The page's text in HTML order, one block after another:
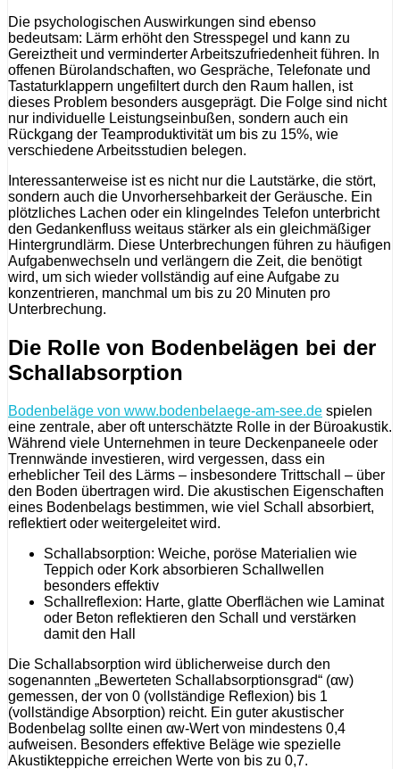
Die psychologischen Auswirkungen sind ebenso
bedeutsam: Lärm erhöht den Stresspegel und kann zu
Gereiztheit und verminderter Arbeitszufriedenheit führen. In
offenen Bürolandschaften, wo Gespräche, Telefonate und
Tastaturklappern ungefiltert durch den Raum hallen, ist
dieses Problem besonders ausgeprägt. Die Folge sind nicht
nur individuelle Leistungseinbußen, sondern auch ein
Rückgang der Teamproduktivität um bis zu 15%, wie
verschiedene Arbeitsstudien belegen.
Interessanterweise ist es nicht nur die Lautstärke, die stört,
sondern auch die Unvorhersehbarkeit der Geräusche. Ein
plötzliches Lachen oder ein klingelndes Telefon unterbricht
den Gedankenfluss weitaus stärker als ein gleichmäßiger
Hintergrundlärm. Diese Unterbrechungen führen zu häufigen
Aufgabenwechseln und verlängern die Zeit, die benötigt
wird, um sich wieder vollständig auf eine Aufgabe zu
konzentrieren, manchmal um bis zu 20 Minuten pro
Unterbrechung.
Die Rolle von Bodenbelägen bei der
Schallabsorption
Bodenbeläge von www.bodenbelaege-am-see.de spielen
eine zentrale, aber oft unterschätzte Rolle in der Büroakustik.
Während viele Unternehmen in teure Deckenpaneele oder
Trennwände investieren, wird vergessen, dass ein
erheblicher Teil des Lärms – insbesondere Trittschall – über
den Boden übertragen wird. Die akustischen Eigenschaften
eines Bodenbelags bestimmen, wie viel Schall absorbiert,
reflektiert oder weitergeleitet wird.
Schallabsorption: Weiche, poröse Materialien wie
Teppich oder Kork absorbieren Schallwellen
besonders effektiv
Schallreflexion: Harte, glatte Oberflächen wie Laminat
oder Beton reflektieren den Schall und verstärken
damit den Hall
Die Schallabsorption wird üblicherweise durch den
sogenannten „Bewerteten Schallabsorptionsgrad“ (αw)
gemessen, der von 0 (vollständige Reflexion) bis 1
(vollständige Absorption) reicht. Ein guter akustischer
Bodenbelag sollte einen αw-Wert von mindestens 0,4
aufweisen. Besonders effektive Beläge wie spezielle
Akustikteppiche erreichen Werte von bis zu 0,7.